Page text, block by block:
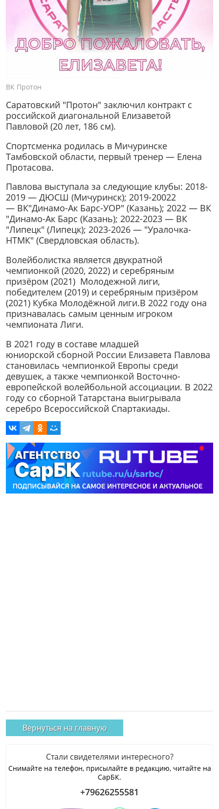
ВК Протон
Саратовский "Протон" заключил контракт с
российской диагональной Елизаветой
Павловой (20 лет, 186 см).
Спортсменка родилась в Мичуринске
Тамбовской области, первый тренер — Елена
Протасова.
Павлова выступала за следующие клубы: 2018-
2019 — ДЮСШ (Мичуринск); 2019-20022
— ВК"Динамо-Ак Барс-УОР" (Казань); 2022 — ВК
"Динамо-Ак Барс (Казань); 2022-2023 — ВК
"Липецк" (Липецк); 2023-2026 — "Уралочка-
НТМК" (Свердловская область).
Волейболистка является двукратной
чемпионкой (2020, 2022) и серебряным
призёром (2021) Молодежной лиги,
победителем (2019) и серебряным призёром
(2021) Кубка Молодёжной лиги.В 2022 году она
признавалась самым ценным игроком
чемпионата Лиги.
В 2021 году в составе младшей
юниорской сборной России Елизавета Павлова
становилась чемпионкой Европы среди
девушек, а также чемпионкой Восточно-
европейской волейбольной ассоциации. В 2022
году со сборной Татарстана выигрывала
серебро Всероссийской Спартакиады.
Вернуться на главную
Стали свидетелями интересного?
Снимайте на телефон, присылайте в редакцию, читайте на
СарБК.
+79626255581